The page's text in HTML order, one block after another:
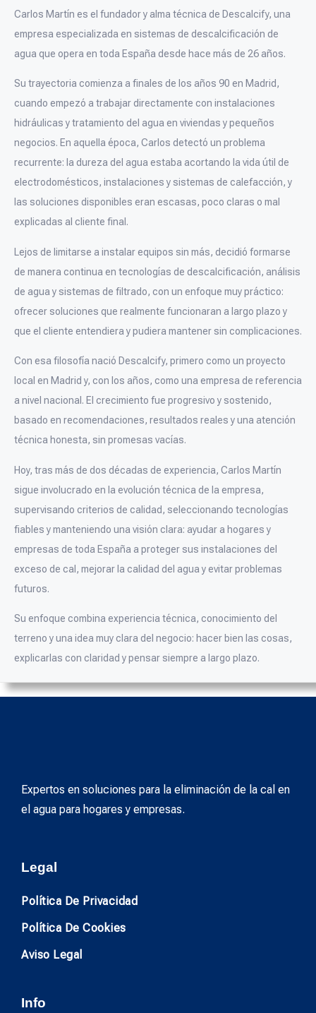
Carlos Martín es el fundador y alma técnica de Descalcify, una
empresa especializada en sistemas de descalcificación de
agua que opera en toda España desde hace más de 26 años.
Su trayectoria comienza a finales de los años 90 en Madrid,
cuando empezó a trabajar directamente con instalaciones
hidráulicas y tratamiento del agua en viviendas y pequeños
negocios. En aquella época, Carlos detectó un problema
recurrente: la dureza del agua estaba acortando la vida útil de
electrodomésticos, instalaciones y sistemas de calefacción, y
las soluciones disponibles eran escasas, poco claras o mal
explicadas al cliente final.
Lejos de limitarse a instalar equipos sin más, decidió formarse
de manera continua en tecnologías de descalcificación, análisis
de agua y sistemas de filtrado, con un enfoque muy práctico:
ofrecer soluciones que realmente funcionaran a largo plazo y
que el cliente entendiera y pudiera mantener sin complicaciones.
Con esa filosofía nació Descalcify, primero como un proyecto
local en Madrid y, con los años, como una empresa de referencia
a nivel nacional. El crecimiento fue progresivo y sostenido,
basado en recomendaciones, resultados reales y una atención
técnica honesta, sin promesas vacías.
Hoy, tras más de dos décadas de experiencia, Carlos Martín
sigue involucrado en la evolución técnica de la empresa,
supervisando criterios de calidad, seleccionando tecnologías
fiables y manteniendo una visión clara: ayudar a hogares y
empresas de toda España a proteger sus instalaciones del
exceso de cal, mejorar la calidad del agua y evitar problemas
futuros.
Su enfoque combina experiencia técnica, conocimiento del
terreno y una idea muy clara del negocio: hacer bien las cosas,
explicarlas con claridad y pensar siempre a largo plazo.
Expertos en soluciones para la eliminación de la cal en
el agua para hogares y empresas.
Legal
Política De Privacidad
Política De Cookies
Aviso Legal
Info